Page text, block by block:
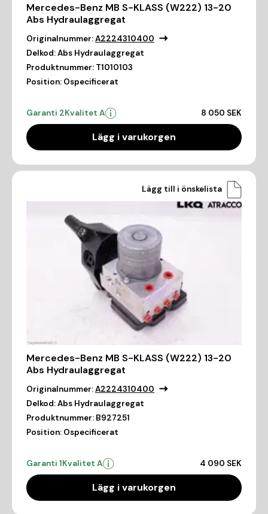
Mercedes-Benz MB S-KLASS (W222) 13-20
Abs Hydraulaggregat
Originalnummer:A2224310400
Delkod:Abs Hydraulaggregat
Produktnummer: T1010103
Position: Ospecificerat
Garanti 2Kvalitet A 8 050 SEK
Lägg i varukorgen
Lägg till i önskelista
Mercedes-Benz MB S-KLASS (W222) 13-20
Abs Hydraulaggregat
Originalnummer:A2224310400
Delkod:Abs Hydraulaggregat
Produktnummer: B927251
Position: Ospecificerat
Garanti 1Kvalitet A 4 090 SEK
Lägg i varukorgen